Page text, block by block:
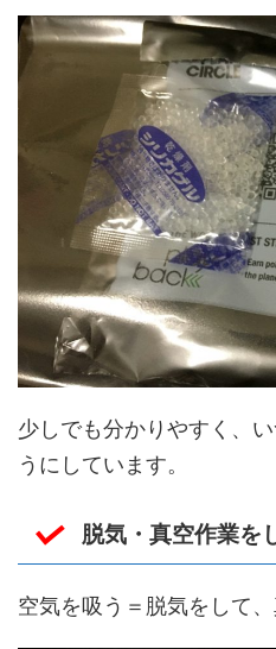
少しでも分かりやすく、
うにしています。
脱気・真空作業を
空気を吸う＝脱気をして